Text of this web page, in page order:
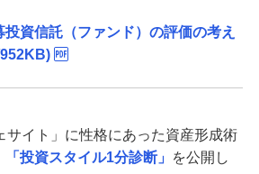
投資信託（ファンド）の評価の考え
サイト」に性格にあった資産形成術
「投資スタイル1分診断」 を公開し